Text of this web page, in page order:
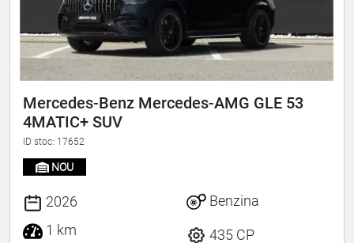
Mercedes-Benz Mercedes-AMG GLE 53
4MATIC+ SUV
ID stoc: 17652
NOU
2026
1 km
Benzina
435 CP